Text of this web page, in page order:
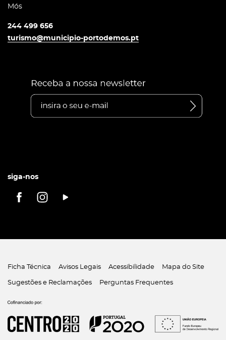
Mós
244 499 656
turismo@municipio-portodemos.pt
siga-nos
Ficha Técnica Avisos Legais Acessibilidade Mapa do Site
Sugestões e Reclamações Perguntas Frequentes